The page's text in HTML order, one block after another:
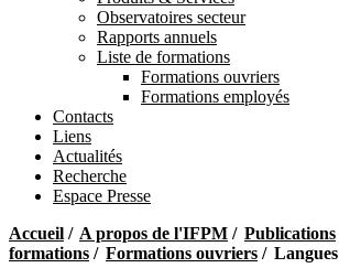
Observatoires secteur
Rapports annuels
Liste de formations
Formations ouvriers
Formations employés
Contacts
Liens
Actualités
Recherche
Espace Presse
Accueil / A propos de l'IFPM / Publications
formations / Formations ouvriers / Langues